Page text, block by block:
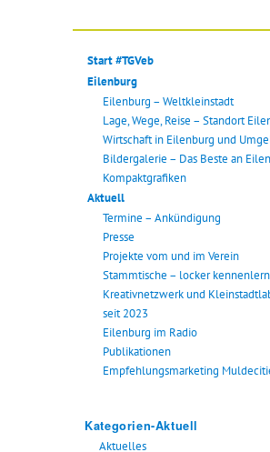
Start #TGVeb
Eilenburg
Eilenburg – Weltkleinstadt
Lage, Wege, Reise – Standort
Wirtschaft in Eilenburg und
Bildergalerie – Das Beste an
Kompaktgrafiken
Aktuell
Termine – Ankündigung
Presse
Projekte vom und im Verein
Stammtische – locker
Kreativnetzwerk und
seit 2023
Eilenburg im Radio
Publikationen
Empfehlungsmarketing
Kategorien-Aktuell
Aktuelles